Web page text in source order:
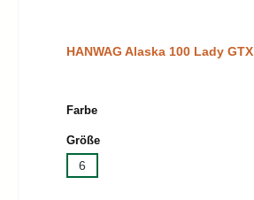
HANWAG Alaska 100 Lady GTX
Farbeauswählen
Größeauswählen
6